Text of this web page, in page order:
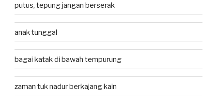
putus, tepung jangan berserak
anak tunggal
bagai katak di bawah tempurung
zaman tuk nadur berkajang kain